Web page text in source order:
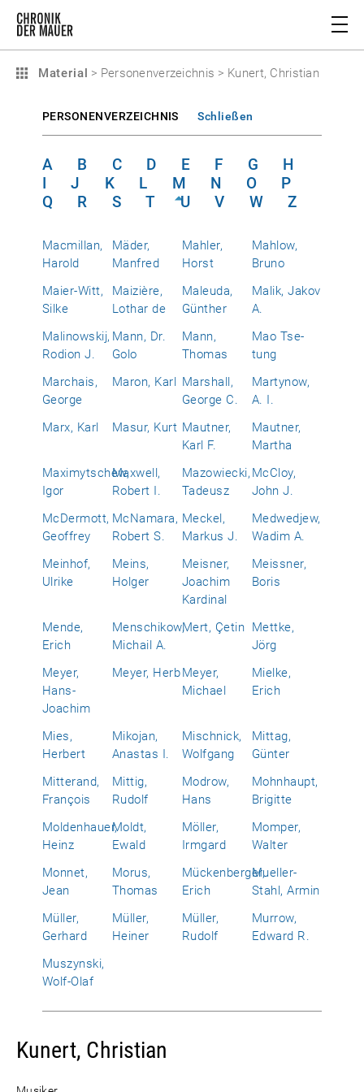
Material > Personenverzeichnis > Kunert, Christian
PERSONENVERZEICHNIS Schließen
A B C D E F G
H
I
J K L M N O
P
Q
R S T U V W Z
Macmillan,
Harold
Mäder,
Manfred
Mahler,
Horst
Mahlow,
Bruno
Maier-Witt,
Silke
Maizière,
Lothar de
Maleuda,
Günther
Malik, Jakov
A.
Malinowskij,
Rodion J.
Mann, Dr.
Golo
Mann,
Thomas
Mao Tse-
tung
Marchais,
George
Maron, Karl Marshall,
George C.
Martynow,
A. I.
Marx, Karl
Masur, Kurt Mautner,
Karl F.
Mautner,
Martha
Maximytschew,
Igor
Maxwell,
Robert I.
Mazowiecki,
Tadeusz
McCloy,
John J.
McDermott,
Geoffrey
McNamara,
Robert S.
Meckel,
Markus J.
Medwedjew,
Wadim A.
Meinhof,
Ulrike
Meins,
Holger
Meisner,
Joachim
Kardinal
Meissner,
Boris
Mende,
Erich
Menschikow,
Michail A.
Mert, Çetin Mettke,
Jörg
Meyer,
Hans-
Joachim
Meyer, HerbMeyer,
Michael
Mielke,
Erich
Mies,
Herbert
Mikojan,
Anastas I.
Mischnick,
Wolfgang
Mittag,
Günter
Mitterand,
François
Mittig,
Rudolf
Modrow,
Hans
Mohnhaupt,
Brigitte
Moldenhauer,
Heinz
Moldt,
Ewald
Möller,
Irmgard
Momper,
Walter
Monnet,
Jean
Morus,
Thomas
Mückenberger,
Erich
Mueller-
Stahl, Armin
Müller,
Gerhard
Müller,
Heiner
Müller,
Rudolf
Murrow,
Edward R.
Muszynski,
Wolf-Olaf
Kunert, Christian